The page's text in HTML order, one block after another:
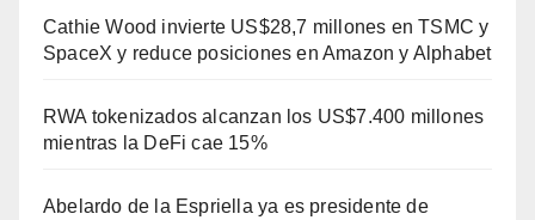
Cathie Wood invierte US$28,7 millones en TSMC y
SpaceX y reduce posiciones en Amazon y Alphabet
RWA tokenizados alcanzan los US$7.400 millones
mientras la DeFi cae 15%
Abelardo de la Espriella ya es presidente de